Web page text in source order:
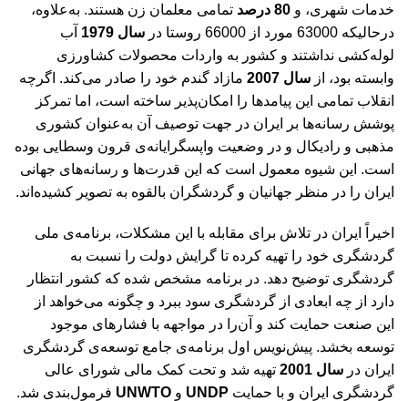
خدمات شهری، و 80 درصد
تمامی معلمان زن هستند. به‌علاوه،
درحالیکه 63000 مورد از 66000 روستا در
سال 1979
آب
لوله‌کشی نداشتند و کشور به واردات محصولات کشاورزی
وابسته بود، از سال 2007
مازاد گندم خود را صادر می‌کند. اگرچه
انقلاب تمامی این پیامدها را امکان‌پذیر ساخته است، اما تمرکز
پوشش رسانه‌ها بر ایران در جهت توصیف آن به‌عنوان کشوری
مذهبی و رادیکال و در وضعیت واپسگرایانه‌ی قرون وسطایی بوده
است. این شیوه معمول است که این قدرت‌ها و رسانه‌های جهانی
ایران را در منظر جهانیان و گردشگران بالقوه به تصویر کشیده‌اند.
اخیراً ایران در تلاش برای مقابله با این مشکلات، برنامه‌ی ملی
گردشگری خود را تهیه کرده تا گرایش دولت را نسبت به
گردشگری توضیح دهد. در برنامه مشخص شده که کشور انتظار
دارد از چه ابعادی از گردشگری سود ببرد و چگونه می‌خواهد از
این صنعت حمایت کند و آن‌را در مواجهه با فشارهای موجود
توسعه بخشد. پیش‌نویس اول برنامه‌ی جامع توسعه‌ی گردشگری
ایران در سال 2001
تهیه شد و تحت کمک مالی شورای عالی
گردشگری ایران و با حمایت UNDP و UNWTO فرمول‌بندی شد.